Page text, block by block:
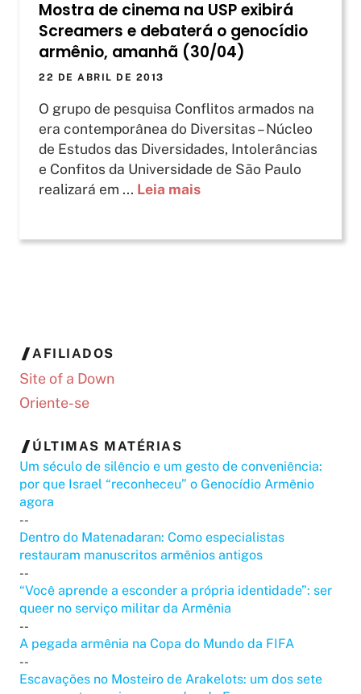
Mostra de cinema na USP exibirá
Screamers e debaterá o genocídio
armênio, amanhã (30/04)
22 DE ABRIL DE 2013
O grupo de pesquisa Conflitos armados na
era contemporânea do Diversitas – Núcleo
de Estudos das Diversidades, Intolerâncias
e Confitos da Universidade de São Paulo
realizará em ... Leia mais
AFILIADOS
Site of a Down
Oriente-se
ÚLTIMAS MATÉRIAS
Um século de silêncio e um gesto de conveniência:
por que Israel “reconheceu” o Genocídio Armênio
agora
--
Dentro do Matenadaran: Como especialistas
restauram manuscritos armênios antigos
--
“Você aprende a esconder a própria identidade”: ser
queer no serviço militar da Armênia
--
A pegada armênia na Copa do Mundo da FIFA
--
Escavações no Mosteiro de Arakelots: um dos sete